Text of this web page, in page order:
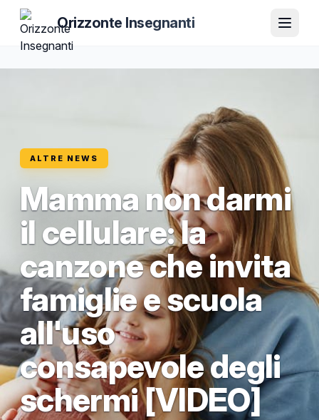
Orizzonte Insegnanti
ALTRE NEWS
Mamma non darmi
il cellulare: la
canzone che invita
famiglie e scuola
all'uso
consapevole degli
schermi [VIDEO]